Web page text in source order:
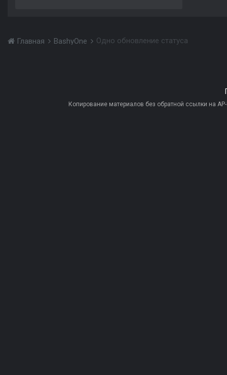
Главная BashyOne Одно обновление статуса
Копирование материалов без обратной ссылки на